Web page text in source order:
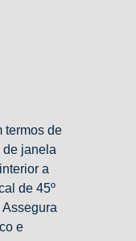
termos de
de janela
a
de 45º
e